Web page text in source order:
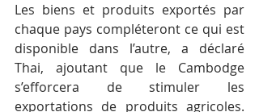
Les biens et produits exportés par
chaque pays compléteront ce qui est
disponible dans l’autre, a déclaré
Thai, ajoutant que le Cambodge
s’efforcera de stimuler les
exportations de produits agricoles.